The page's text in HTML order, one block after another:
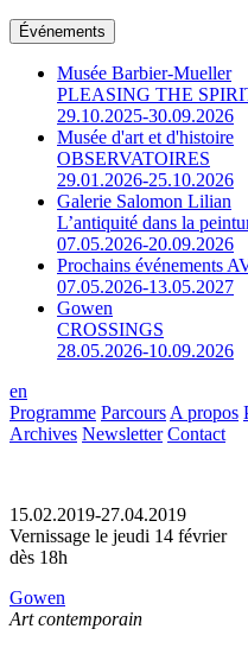
Événements
Musée Barbier-Mueller
PLEASING THE
29.10.2025-30.09.2026
Musée d'art et d'histoire
OBSERVATOIRES
29.01.2026-25.10.2026
Galerie Salomon Lilian
L’antiquité dans la
07.05.2026-20.09.2026
Prochains événements
07.05.2026-13.05.2027
Gowen
CROSSINGS
28.05.2026-10.09.2026
en
Programme Parcours A propos
Archives Newsletter Contact
15.02.2019-27.04.2019
Vernissage le jeudi 14 février
dès 18h
Gowen
Art contemporain